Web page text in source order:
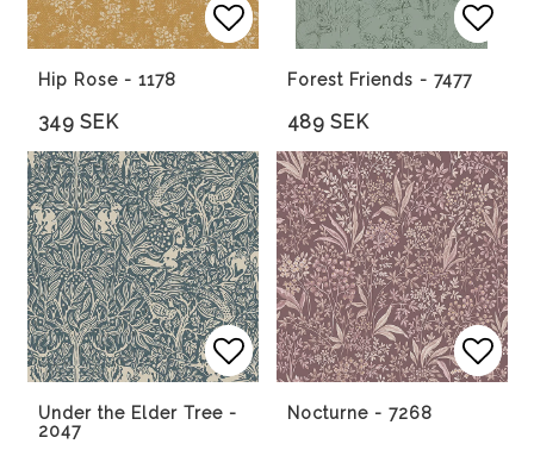
Lägg till i favoritlistan
Lägg till i favoritlistan
Hip Rose - 1178
349 SEK
Forest Friends - 7477
489 SEK
Lägg till i favoritlistan
Lägg till i favoritlistan
Under the Elder Tree -
2047
Nocturne - 7268